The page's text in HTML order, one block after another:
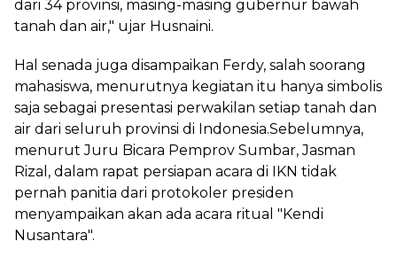
dari 34 provinsi, masing-masing gubernur bawah
tanah dan air," ujar Husnaini.
Hal senada juga disampaikan Ferdy, salah soorang
mahasiswa, menurutnya kegiatan itu hanya simbolis
saja sebagai presentasi perwakilan setiap tanah dan
air dari seluruh provinsi di Indonesia.Sebelumnya,
menurut Juru Bicara Pemprov Sumbar, Jasman
Rizal, dalam rapat persiapan acara di IKN tidak
pernah panitia dari protokoler presiden
menyampaikan akan ada acara ritual "Kendi
Nusantara".